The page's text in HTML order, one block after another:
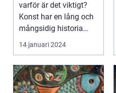
varför är det viktigt?
Konst har en lång och
mångsidig historia
som sträcker sig t...
14 januari 2024